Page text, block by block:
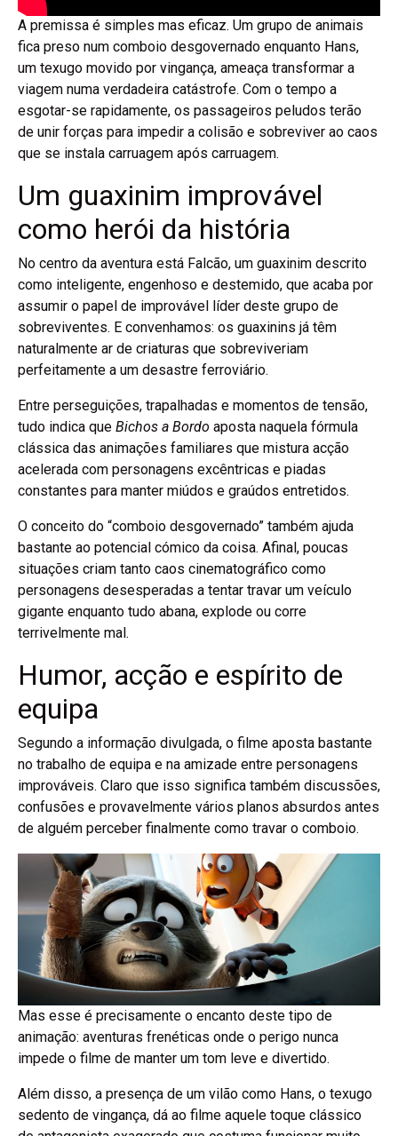
A premissa é simples mas eficaz. Um grupo de animais
fica preso num comboio desgovernado enquanto Hans,
um texugo movido por vingança, ameaça transformar a
viagem numa verdadeira catástrofe. Com o tempo a
esgotar-se rapidamente, os passageiros peludos terão
de unir forças para impedir a colisão e sobreviver ao caos
que se instala carruagem após carruagem.
Um guaxinim improvável
como herói da história
No centro da aventura está Falcão, um guaxinim descrito
como inteligente, engenhoso e destemido, que acaba por
assumir o papel de improvável líder deste grupo de
sobreviventes. E convenhamos: os guaxinins já têm
naturalmente ar de criaturas que sobreviveriam
perfeitamente a um desastre ferroviário.
Entre perseguições, trapalhadas e momentos de tensão,
tudo indica que Bichos a Bordo aposta naquela fórmula
clássica das animações familiares que mistura acção
acelerada com personagens excêntricas e piadas
constantes para manter miúdos e graúdos entretidos.
O conceito do “comboio desgovernado” também ajuda
bastante ao potencial cómico da coisa. Afinal, poucas
situações criam tanto caos cinematográfico como
personagens desesperadas a tentar travar um veículo
gigante enquanto tudo abana, explode ou corre
terrivelmente mal.
Humor, acção e espírito de
equipa
Segundo a informação divulgada, o filme aposta bastante
no trabalho de equipa e na amizade entre personagens
improváveis. Claro que isso significa também discussões,
confusões e provavelmente vários planos absurdos antes
de alguém perceber finalmente como travar o comboio.
Mas esse é precisamente o encanto deste tipo de
animação: aventuras frenéticas onde o perigo nunca
impede o filme de manter um tom leve e divertido.
Além disso, a presença de um vilão como Hans, o texugo
sedento de vingança, dá ao filme aquele toque clássico